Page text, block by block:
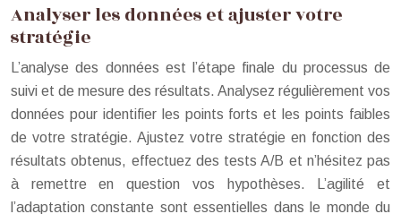
Analyser les données et ajuster votre
stratégie
L’analyse des données est l’étape finale du processus de
suivi et de mesure des résultats. Analysez régulièrement vos
données pour identifier les points forts et les points faibles
de votre stratégie. Ajustez votre stratégie en fonction des
résultats obtenus, effectuez des tests A/B et n’hésitez pas
à remettre en question vos hypothèses. L’agilité et
l’adaptation constante sont essentielles dans le monde du